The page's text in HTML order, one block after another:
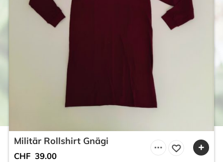
Militär Rollshirt Gnägi
CHF 39.00